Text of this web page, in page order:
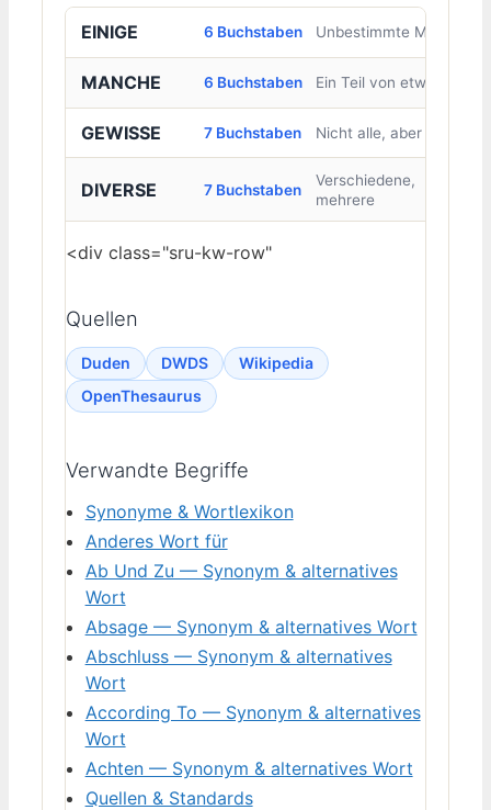
EINIGE 6 Buchstaben Unbestimmte Menge
MANCHE 6 Buchstaben Ein Teil von etwas
GEWISSE 7 Buchstaben Nicht alle, aber einige
DIVERSE 7 Buchstaben
Verschiedene,
mehrere
<div class="sru-kw-row"
Quellen
Duden DWDS
Wikipedia
OpenThesaurus
Verwandte Begriffe
Synonyme & Wortlexikon
Anderes Wort für
Ab Und Zu — Synonym & alternatives
Wort
Absage — Synonym & alternatives Wort
Abschluss — Synonym & alternatives
Wort
According To — Synonym & alternatives
Wort
Achten — Synonym & alternatives Wort
Quellen & Standards